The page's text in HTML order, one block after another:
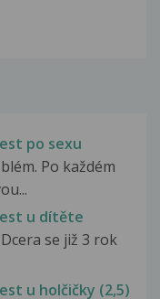
po sexu
Po každém
u dítěte
se již 3 rok
u holčičky (2,5)